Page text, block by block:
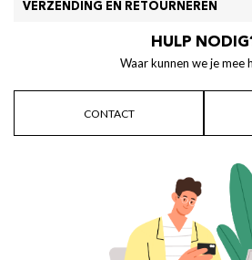
VERZENDING EN RETOURNEREN
HULP
Waar kunnen we je mee
CONTACT